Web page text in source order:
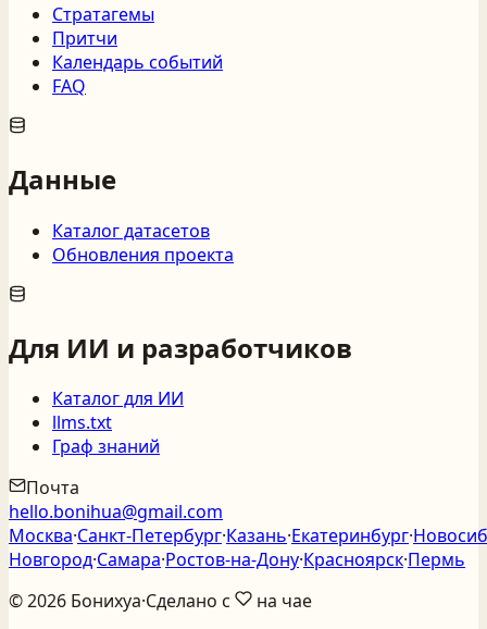
Стратагемы
Притчи
Календарь событий
FAQ
Данные
Каталог датасетов
Обновления проекта
Для ИИ и разработчиков
Каталог для ИИ
llms.txt
Граф знаний
Почта
hello.bonihua@gmail.com
Москва·Санкт‑Петербург·Казань·Екатеринбург·
Новгород·Самара·Ростов‑на‑Дону·Красноярск·Пермь
©2026 Бонихуа·Сделано с
на чае